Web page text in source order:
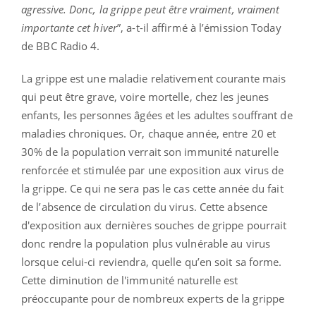
agressive. Donc, la grippe peut être vraiment, vraiment
importante cet hiver”, a-t-il affirmé à l’émission Today
de BBC Radio 4.
La grippe est une maladie relativement courante mais
qui peut être grave, voire mortelle, chez les jeunes
enfants, les personnes âgées et les adultes souffrant de
maladies chroniques. Or, chaque année, entre 20 et
30% de la population verrait son immunité naturelle
renforcée et stimulée par une exposition aux virus de
la grippe. Ce qui ne sera pas le cas cette année du fait
de l’absence de circulation du virus. Cette absence
d'exposition aux dernières souches de grippe pourrait
donc rendre la population plus vulnérable au virus
lorsque celui-ci reviendra, quelle qu’en soit sa forme.
Cette diminution de l'immunité naturelle est
préoccupante pour de nombreux experts de la grippe